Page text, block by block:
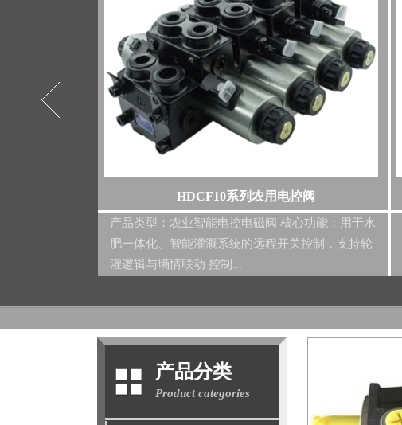
HSMA-08PTOF系列取力器
核心参数 参数项 数值 说明 额定输出扭矩 350 Nm
可稳定驱动液压泵、齿轮泵等负载设备 速度比
1.14 输入转速与输出转速之比...
产品分类
Product categories